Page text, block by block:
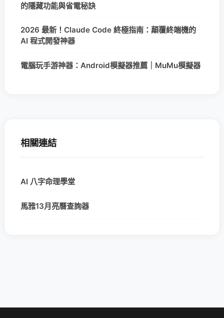
的隱藏功能與省電秘訣
2026 最新！Claude Code 終極指南：顛覆終端機的
AI 程式開發神器
電腦玩手游神器：Android模擬器推薦｜MuMu模擬器
相關連結
AI 八字命理學堂
馬雅13月亮曆查詢器